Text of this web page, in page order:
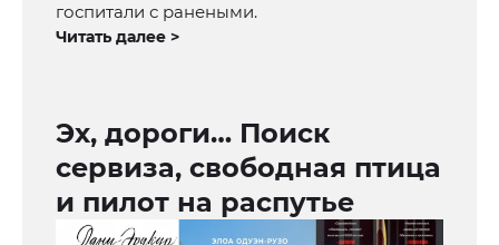
госпитали с ранеными.
Читать далее >
Эх, дороги… Поиск
сервиза, свободная птица
и пилот на распутье